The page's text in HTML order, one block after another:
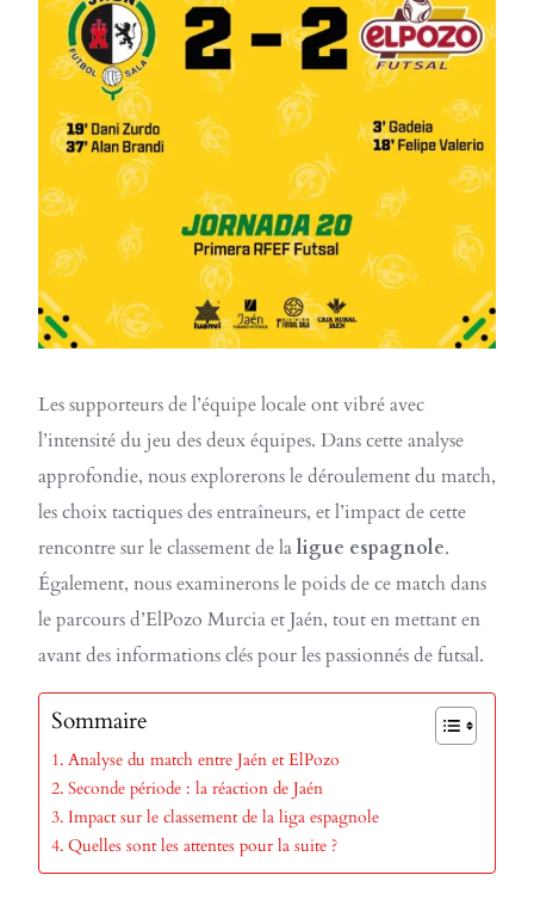
Les supporteurs de l’équipe locale ont vibré avec
l’intensité du jeu des deux équipes. Dans cette analyse
approfondie, nous explorerons le déroulement du match,
les choix tactiques des entraîneurs, et l’impact de cette
rencontre sur le classement de laligue espagnole.
Également, nous examinerons le poids de ce match dans
le parcours d’ElPozo Murcia et Jaén, tout en mettant en
avant des informations clés pour les passionnés de futsal.
Sommaire
Analyse du match entre Jaén et ElPozo
Seconde période : la réaction de Jaén
Impact sur le classement de la liga espagnole
Quelles sont les attentes pour la suite ?